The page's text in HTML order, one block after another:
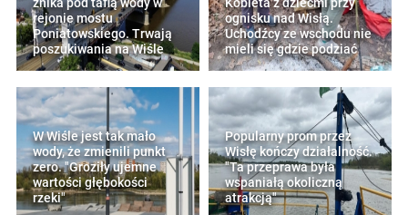
rejonie mostu
Poniatowskiego. Trwają
poszukiwania na Wiśle
ognisku nad Wisłą.
Uchodźcy ze wschodu nie
mieli się gdzie podziać
W Wiśle jest tak mało
wody, że zmienili punkt
zero. "Groziły ujemne
wartości głębokości
rzeki"
Popularny prom przez
Wisłę kończy działalność.
"Ta przeprawa była
wspaniałą okoliczną
atrakcją"